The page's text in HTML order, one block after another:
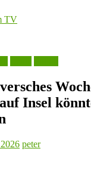
TV
Insel
peter